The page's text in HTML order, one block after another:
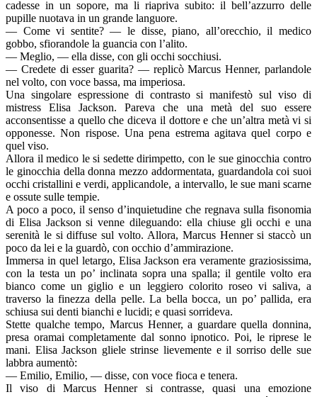
cadesse in un sopore, ma li riapriva subito: il bell’azzurro delle
pupille nuotava in un grande languore.
— Come vi sentite? — le disse, piano, all’orecchio, il medico
gobbo, sfiorandole la guancia con l’alito.
— Meglio, — ella disse, con gli occhi socchiusi.
— Credete di esser guarita? — replicò Marcus Henner, parlandole
nel volto, con voce bassa, ma imperiosa.
Una singolare espressione di contrasto si manifestò sul viso di
mistress Elisa Jackson. Pareva che una metà del suo essere
acconsentisse a quello che diceva il dottore e che un’altra metà vi si
opponesse. Non rispose. Una pena estrema agitava quel corpo e
quel viso.
Allora il medico le si sedette dirimpetto, con le sue ginocchia contro
le ginocchia della donna mezzo addormentata, guardandola coi suoi
occhi cristallini e verdi, applicandole, a intervallo, le sue mani scarne
e ossute sulle tempie.
A poco a poco, il senso d’inquietudine che regnava sulla fisonomia
di Elisa Jackson si venne dileguando: ella chiuse gli occhi e una
serenità le si diffuse sul volto. Allora, Marcus Henner si staccò un
poco da lei e la guardò, con occhio d’ammirazione.
Immersa in quel letargo, Elisa Jackson era veramente graziosissima,
con la testa un po’ inclinata sopra una spalla; il gentile volto era
bianco come un giglio e un leggiero colorito roseo vi saliva, a
traverso la finezza della pelle. La bella bocca, un po’ pallida, era
schiusa sui denti bianchi e lucidi; e quasi sorrideva.
Stette qualche tempo, Marcus Henner, a guardare quella donnina,
presa oramai completamente dal sonno ipnotico. Poi, le riprese le
mani. Elisa Jackson gliele strinse lievemente e il sorriso delle sue
labbra aumentò:
— Emilio, Emilio, — disse, con voce fioca e tenera.
Il viso di Marcus Henner si contrasse, quasi una emozione